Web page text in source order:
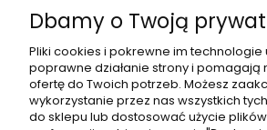
konto
i
dostawa
Dbamy o Twoją
Pliki cookies i pokrewne im technologie
poprawne działanie strony i pomagają
ofertę do Twoich potrzeb. Możesz
wykorzystanie przez nas wszystkich
do sklepu lub dostosować użycie